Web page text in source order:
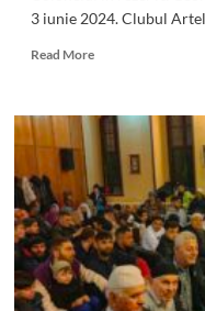
Art–
Dobrogea”
3 iunie 2024. Clubul
Read MoreRead
A
plecat
veșnice
îndrăgitul
George
Șerban,
membru
al